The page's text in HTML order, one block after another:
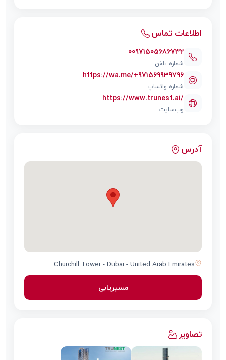
اطلاعات تماس
00971505686732
شماره تلفن
https://wa.me/+971569939796
شماره واتساپ
https://www.trunest.ai/
وب‌سایت
آدرس
Churchill Tower - Dubai - United Arab Emirates
مسیریابی
تصاویر